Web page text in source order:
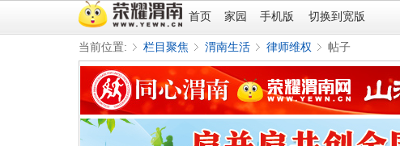
首页 家园 手机版 切换到宽版
当前位置:
»
栏目聚焦
›
渭南生活
›
律师维权
›
帖子